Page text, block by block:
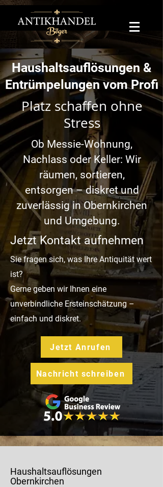
Haushaltsauflösungen &
Entrümpelungen vom Profi
Platz schaffen ohne
Stress
Ob Messie-Wohnung,
Nachlass oder Keller: Wir
räumen, sortieren,
entsorgen – diskret und
zuverlässig in Obernkirchen
und Umgebung.
Jetzt Kontakt aufnehmen
Sie fragen sich, was Ihre Antiquität wert
ist?
Gerne geben wir Ihnen eine
unverbindliche Ersteinschätzung –
einfach und diskret.
Jetzt Anrufen
Nachricht schreiben
Haushaltsauflösungen
Obernkirchen